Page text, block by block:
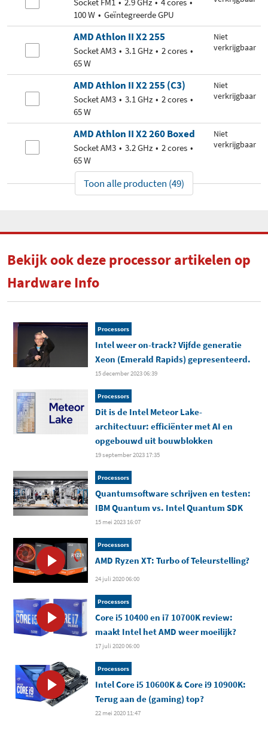
100 W
Geïntegreerde GPU
AMD Athlon II X2 255
Socket AM3 3.1 GHz
2 cores
65 W
Niet
verkrijgbaar
AMD Athlon II X2 255 (C3)
Socket AM3 3.1 GHz
2 cores
65 W
Niet
verkrijgbaar
AMD Athlon II X2 260 Boxed
Socket AM3 3.2 GHz
2 cores
65 W
Niet
verkrijgbaar
Toon alle producten (49)
Bekijk ook deze processor artikelen op
Hardware Info
Processors
Intel weer on-track? Vijfde generatie
Xeon (Emerald Rapids) gepresenteerd.
15 december 2023 06:39
Processors
Dit is de Intel Meteor Lake-
architectuur: efficiënter met AI en
opgebouwd uit bouwblokken
19 september 2023 17:35
Processors
Quantumsoftware schrijven en testen:
IBM Quantum vs. Intel Quantum SDK
15 mei 2023 16:07
Processors
AMD Ryzen XT: Turbo of Teleurstelling?
24 juli 2020 06:00
Processors
Core i5 10400 en i7 10700K review:
maakt Intel het AMD weer moeilijk?
17 juli 2020 06:00
Processors
Intel Core i5 10600K & Core i9 10900K:
Terug aan de (gaming) top?
22 mei 2020 11:47